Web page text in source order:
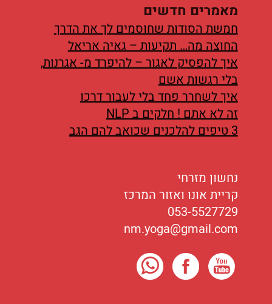
מאמרים חדשים
חמשת הסודות שחוסמים לך את הדרך
החוצה מה… תקיעות – גאיה אריאל
איך להפסיק לאגור – להיפרד מ- אגרנות,
בלי רגשות אשם
איך לשחרר פחד בלי לעבור דרכו
זה לא אתם ! חלקים ב NLP
3 טיפים להלכנים שכואב להם הגב
נחשון מזרחי
קריית אונו ואזור המרכז
053-5527729
nm.yoga@gmail.com